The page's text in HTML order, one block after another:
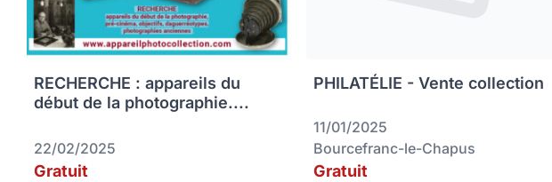
RECHERCHE : appareils du
début de la photographie....
22/02/2025
Gratuit
PHILATÉLIE - Vente collection
11/01/2025
Bourcefranc-le-Chapus
Gratuit